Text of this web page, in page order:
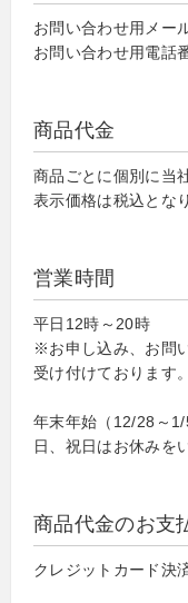
お問い合わせ用メー
お問い合わせ用電話
商品代金
商品ごとに個別に当
表示価格は税込とな
営業時間
平日12時～20時
※お申し込み、お問
受け付けております。
年末年始（12/28～
日、祝日はお休みを
商品代金のお支
クレジットカード